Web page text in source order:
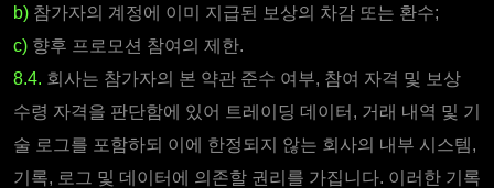
b) 참가자의 계정에 이미 지급된 보상의 차감 또는 환수;
c) 향후 프로모션 참여의 제한.
8.4. 회사는 참가자의 본 약관 준수 여부, 참여 자격 및 보상
수령 자격을 판단함에 있어 트레이딩 데이터, 거래 내역 및 기
술 로그를 포함하되 이에 한정되지 않는 회사의 내부 시스템,
기록, 로그 및 데이터에 의존할 권리를 가집니다. 이러한 기록